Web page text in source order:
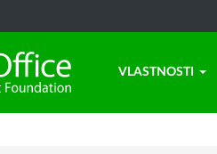
VLASTNOSTI